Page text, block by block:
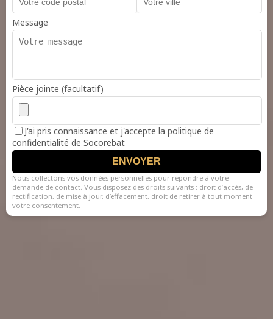
Message
Pièce jointe (facultatif)
J'ai pris connaissance et j'accepte la politique de
confidentialité de Socorebat
ENVOYER
Nous collectons vos données personnelles pour répondre à votre
demande de contact. Vous disposez des droits suivants : droit d’accès, de
rectification, de mise à jour, d’effacement, droit de retirer à tout moment
votre consentement.